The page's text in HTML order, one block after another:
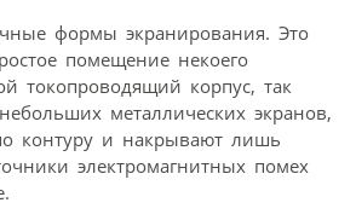
формы экранирования. Это
помещение некоего
токопроводящий корпус, так
металлических экранов,
контуру и накрывают лишь
электромагнитных помех